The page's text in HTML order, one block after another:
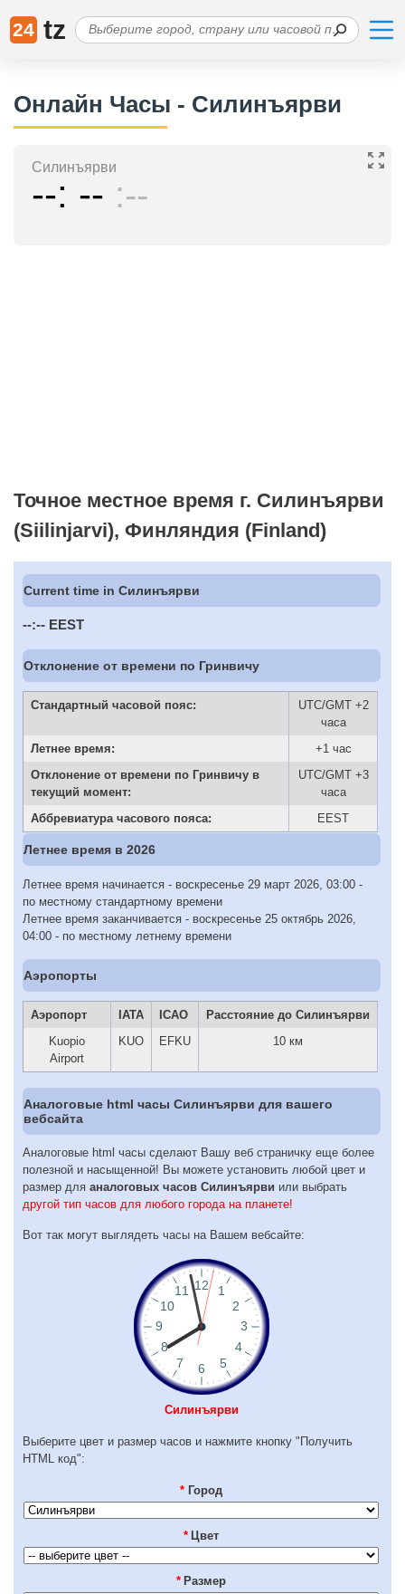
24 tz
Онлайн Часы - Силинъярви
Силинъярви
-- -- --
Точное местное время г. Силинъярви
(Siilinjarvi), Финляндия (Finland)
Current time in Силинъярви
--:-- EEST
Отклонение от времени по Гринвичу
Стандартный часовой пояс:
UTC/GMT +2
часа
Летнее время:
+1 час
Отклонение от времени по Гринвичу в
текущий момент:
UTC/GMT +3
часа
Аббревиатура часового пояса:
EEST
Летнее время в 2026
Летнее время начинается - воскресенье 29 март 2026, 03:00 -
по местному стандартному времени
Летнее время заканчивается - воскресенье 25 октябрь 2026,
04:00 - по местному летнему времени
Аэропорты
Аэропорт IATA ICAO
Расстояние до Силинъярви
Kuopio
Airport
KUO EFKU 10 км
Аналоговые html часы Силинъярви для вашего
вебсайта
Аналоговые html часы сделают Вашу веб страничку еще более
полезной и насыщенной! Вы можете установить любой цвет и
размер для аналоговых часов Силинъярви или выбрать
другой тип часов для любого города на планете!
Вот так могут выглядеть часы на Вашем вебсайте:
Силинъярви
Выберите цвет и размер часов и нажмите кнопку "Получить
HTML код":
* Город
* Цвет
* Размер